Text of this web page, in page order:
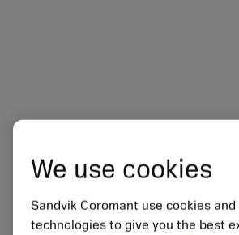
We use cookies
Sandvik Coromant use cookies
technologies to give you the best